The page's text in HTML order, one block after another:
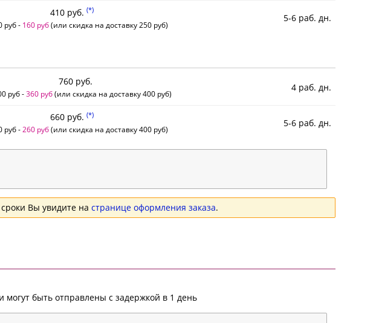
410 руб. (*)
руб - 160 руб(или скидка на доставку 250 руб)
5-6 раб. дн.
760 руб.
руб -360 руб(или скидка на доставку 400 руб)
4 раб. дн.
660 руб. (*)
руб - 260 руб(или скидка на доставку 400 руб)
5-6 раб. дн.
Вы увидите на странице оформления заказа.
могут быть отправлены с задержкой в 1 день